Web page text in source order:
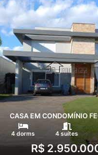
CASA EM CONDOMÍNIO
4 dorms 4 suítes
R$